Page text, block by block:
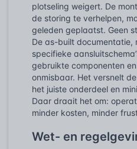
plotseling weigert. De
de storing te verhelpen,
geleden geplaatst. Geen
De as-built documentatie,
specifieke
gebruikte componenten
onmisbaar. Het versnelt
het juiste onderdeel en
Daar draait het om:
minder kosten, minder
Wet- en